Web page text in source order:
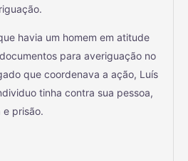
havia um homem em atitude
para averiguação no
que coordenava a ação, Luís
tinha contra sua pessoa,
prisão.